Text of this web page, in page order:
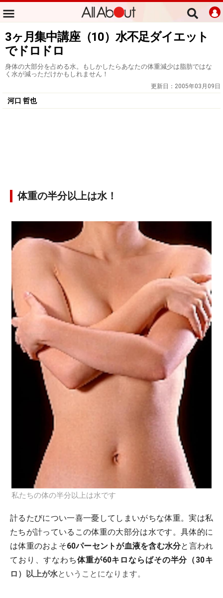
3ヶ月集中講座（10）水不足ダイエット
でドロドロ
身体の大部分を占める水。もしかしたらあなたの体重減少は脂肪ではな
く水が減っただけかもしれません！
更新日： 2005年03月09日
河口 哲也
体重の半分以上は水！
私たちの体の半分以上は水です
計るたびについ一喜一憂してしまいがちな体重。実は私
たちが計っているこの体重の大部分は水です。具体的に
は体重のおよそ60パーセントが血液を含む水分と言われ
ており、すなわち体重が60キロならばその半分（30キ
ロ）以上が水ということになります。